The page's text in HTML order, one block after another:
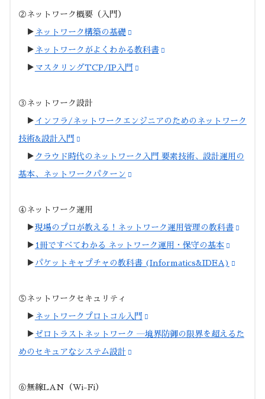
②ネットワーク概要（入門）
▶︎ ネットワーク構築の基礎
▶︎ ネットワークがよくわかる教科書
▶︎ マスタリングTCP/IP入門
③ネットワーク設計
▶︎ インフラ/ネットワークエンジニアのためのネットワーク
技術&設計入門
▶︎ クラウド時代のネットワーク入門 要素技術、設計運用の
基本、ネットワークパターン
④ネットワーク運用
▶︎現場のプロが教える！ネットワーク運用管理の教科書
▶︎ 1冊ですべてわかる ネットワーク運用・保守の基本
▶︎ パケットキャプチャの教科書 (Informatics&IDEA)
⑤ネットワークセキュリティ
▶︎ ネットワークプロトコル入門
▶︎ ゼロトラストネットワーク ―境界防御の限界を超えるた
めのセキュアなシステム設計
⑥無線LAN（Wi-Fi）